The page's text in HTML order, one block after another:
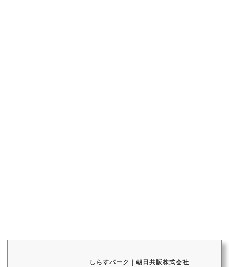
しらすパーク｜朝日共販株式会社